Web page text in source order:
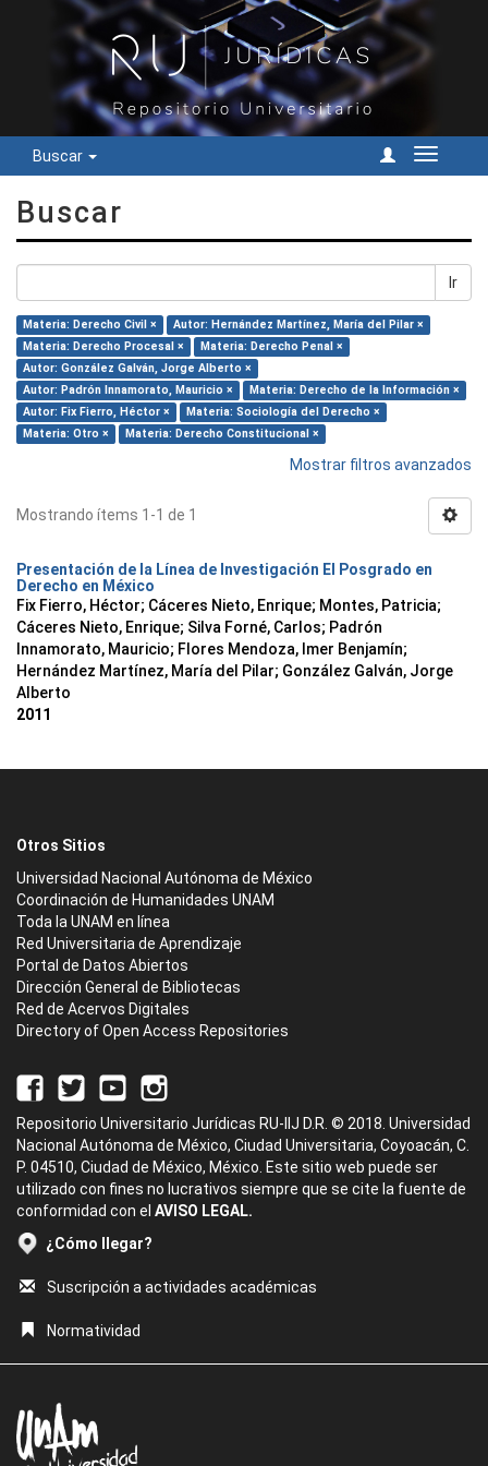
Buscar
Cambiar
Buscar
Ir
Materia: Derecho Civil ×
Autor: Hernández Martínez, María del Pilar ×
Materia: Derecho Procesal ×
Materia: Derecho Penal ×
Autor: González Galván, Jorge Alberto ×
Autor: Padrón Innamorato, Mauricio ×
Materia: Derecho de la Información ×
Autor: Fix Fierro, Héctor ×
Materia: Sociología del Derecho ×
Materia: Otro ×
Materia: Derecho Constitucional ×
Mostrar filtros avanzados
Mostrando ítems 1-1 de 1
Presentación de la Línea de Investigación El Posgrado en
Derecho en México
Fix Fierro, Héctor; Cáceres Nieto, Enrique; Montes, Patricia;
Cáceres Nieto, Enrique; Silva Forné, Carlos; Padrón
Innamorato, Mauricio; Flores Mendoza, Imer Benjamín;
Hernández Martínez, María del Pilar; González Galván, Jorge
Alberto
2011
Otros Sitios
Universidad Nacional Autónoma de México
Coordinación de Humanidades UNAM
Toda la UNAM en línea
Red Universitaria de Aprendizaje
Portal de Datos Abiertos
Dirección General de Bibliotecas
Red de Acervos Digitales
Directory of Open Access Repositories
Repositorio Universitario Jurídicas RU-IIJ D.R. © 2018. Universidad
Nacional Autónoma de México, Ciudad Universitaria, Coyoacán, C.
P. 04510, Ciudad de México, México. Este sitio web puede ser
utilizado con fines no lucrativos siempre que se cite la fuente de
conformidad con el AVISO LEGAL.
¿Cómo llegar?
Suscripción a actividades académicas
Normatividad